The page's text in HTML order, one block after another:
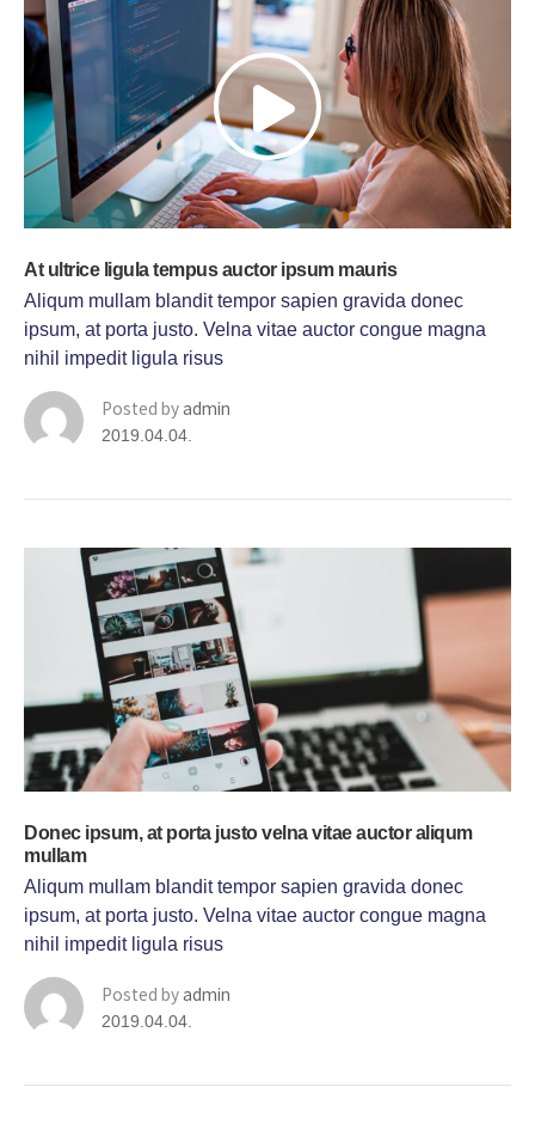
At ultrice ligula tempus auctor ipsum mauris
Aliqum mullam blandit tempor sapien gravida donec
ipsum, at porta justo. Velna vitae auctor congue magna
nihil impedit ligula risus
Posted byadmin
2019.04.04.
Donec ipsum, at porta justo velna vitae auctor aliqum
mullam
Aliqum mullam blandit tempor sapien gravida donec
ipsum, at porta justo. Velna vitae auctor congue magna
nihil impedit ligula risus
Posted byadmin
2019.04.04.